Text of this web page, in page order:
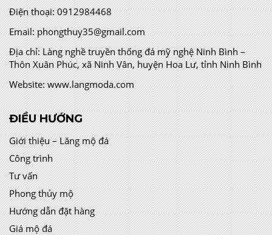
Điện thoại: 0912984468
Email: phongthuy35@gmail.com
Địa chỉ:Làng nghề truyền thống đá mỹ nghệ Ninh Bình –
Thôn Xuân Phúc, xã Ninh Vân, huyện Hoa Lư, tỉnh Ninh Bình
Website: www.langmoda.com
ĐIỀU HƯỚNG
Giới thiệu – Lăng mộ đá
Công trình
Tư vấn
Phong thủy mộ
Hướng dẫn đặt hàng
Giá mộ đá